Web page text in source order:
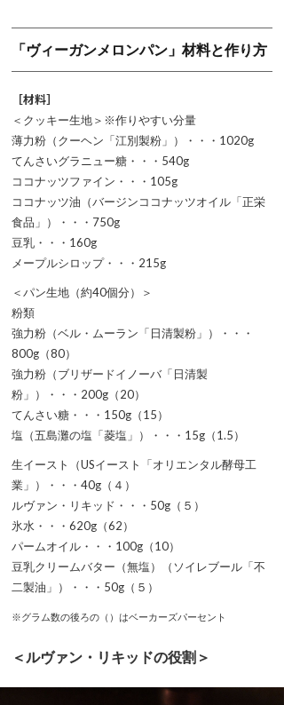
「ヴィーガンメロンパン」材料と作り方
［材料］
＜クッキー生地＞※作りやすい分量
薄力粉（クーヘン「江別製粉」）・・・1020g
てんさいグラニュー糖・・・540g
ココナッツファイン・・・105g
ココナッツ油（バージンココナッツオイル「正栄
食品」）・・・750g
豆乳・・・160g
メープルシロップ・・・215g
＜パン生地（約40個分）＞
粉類
強力粉（ベル・ムーラン「日清製粉」）・・・
800g（80）
強力粉（ブリザードイノーバ「日清製
粉」）・・・200g（20）
てんさい糖・・・150g（15）
塩（五島灘の塩「菱塩」）・・・15g（1.5）
生イースト（USイースト「オリエンタル酵母工
業」）・・・40g（４）
ルヴァン・リキッド・・・50g（５）
氷水・・・620g（62）
パームオイル・・・100g（10）
豆乳クリームバター（無塩）（ソイレブール「不
二製油」）・・・50g（５）
※グラム数の後ろの（）はベーカーズパーセント
＜ルヴァン・リキッドの役割＞